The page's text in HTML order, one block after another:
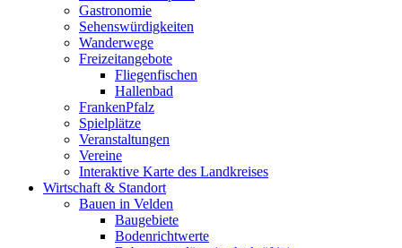
Gastronomie
Sehenswürdigkeiten
Wanderwege
Freizeitangebote
Fliegenfischen
Hallenbad
FrankenPfalz
Spielplätze
Veranstaltungen
Vereine
Interaktive Karte des Landkreises
Wirtschaft & Standort
Bauen in Velden
Baugebiete
Bodenrichtwerte